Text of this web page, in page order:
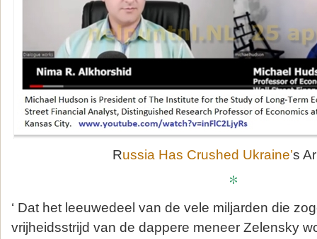
Russia Has Crushed Ukraine’s
*
‘ Dat het leeuwedeel van de vele miljarden die
vrijheidsstrijd van de dappere meneer Zelensky